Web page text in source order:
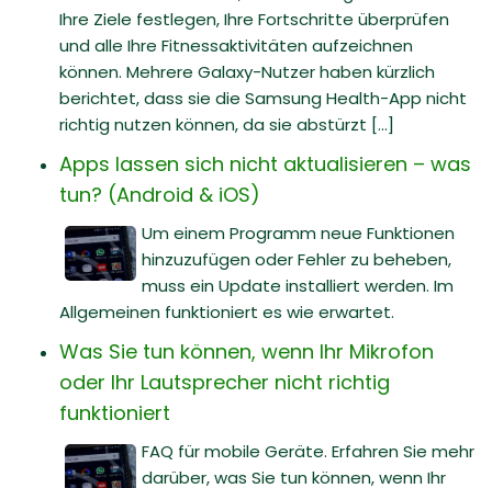
Ihre Ziele festlegen, Ihre Fortschritte überprüfen
und alle Ihre Fitnessaktivitäten aufzeichnen
können. Mehrere Galaxy-Nutzer haben kürzlich
berichtet, dass sie die Samsung Health-App nicht
richtig nutzen können, da sie abstürzt [...]
Apps lassen sich nicht aktualisieren – was
tun? (Android & iOS)
Um einem Programm neue Funktionen
hinzuzufügen oder Fehler zu beheben,
muss ein Update installiert werden. Im
Allgemeinen funktioniert es wie erwartet.
Was Sie tun können, wenn Ihr Mikrofon
oder Ihr Lautsprecher nicht richtig
funktioniert
FAQ für mobile Geräte. Erfahren Sie mehr
darüber, was Sie tun können, wenn Ihr